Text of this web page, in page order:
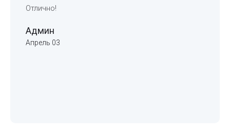
Отлично!
Админ
Апрель 03